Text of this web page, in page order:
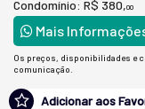
Condomínio: R$ 380,00
Mais
Os preços, disponibilidades e
comunicação.
Adicionar aos